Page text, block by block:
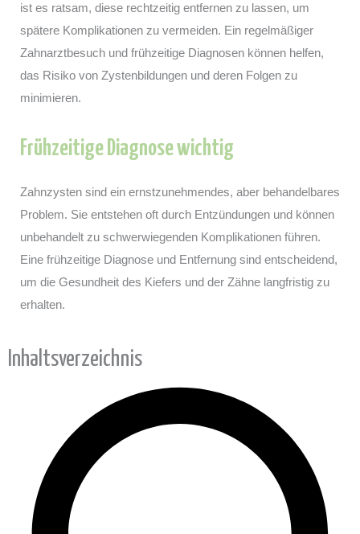
Inhaltsverzeichnis
ist es ratsam, diese rechtzeitig entfernen zu lassen, um
spätere Komplikationen zu vermeiden. Ein regelmäßiger
Zahnarztbesuch und frühzeitige Diagnosen können helfen,
das Risiko von Zystenbildungen und deren Folgen zu
minimieren.
Frühzeitige Diagnose wichtig
Zahnzysten sind ein ernstzunehmendes, aber behandelbares
Problem. Sie entstehen oft durch Entzündungen und können
unbehandelt zu schwerwiegenden Komplikationen führen.
Eine frühzeitige Diagnose und Entfernung sind entscheidend,
um die Gesundheit des Kiefers und der Zähne langfristig zu
erhalten.